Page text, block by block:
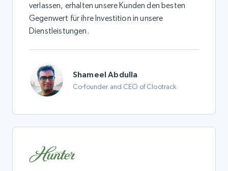
verlassen, erhalten unsere Kunden den besten
Gegenwert für ihre Investition in unsere
Dienstleistungen.
Shameel Abdulla
Co-founder and CEO of Clootrack